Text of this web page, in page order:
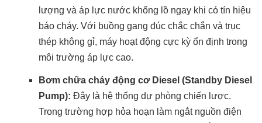
lượng và áp lực nước khổng lồ ngay khi có tín hiệu
báo cháy. Với buồng gang đúc chắc chắn và trục
thép không gỉ, máy hoạt động cực kỳ ổn định trong
môi trường áp lực cao.
Bơm chữa cháy động cơ Diesel (Standby Diesel
Pump): Đây là hệ thống dự phòng chiến lược.
Trong trường hợp hỏa hoạn làm ngắt nguồn điện